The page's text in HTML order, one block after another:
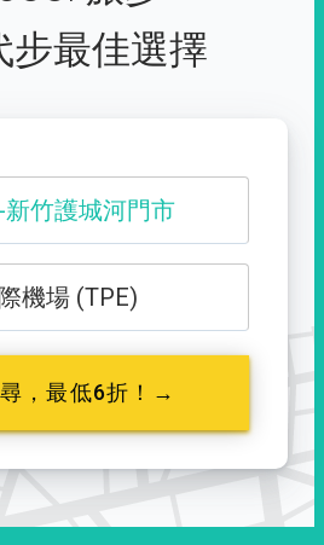
步最佳選擇
登山口
機場 (TPE)
，最低6折！→